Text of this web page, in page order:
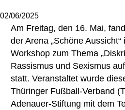
02/06/2025
Am Freitag, den 16. Mai,
der Arena „Schöne
Workshop zum Thema
Rassismus und Sexismus
statt. Veranstaltet wurde
Thüringer Fußball-Verband
Adenauer-Stiftung mit dem